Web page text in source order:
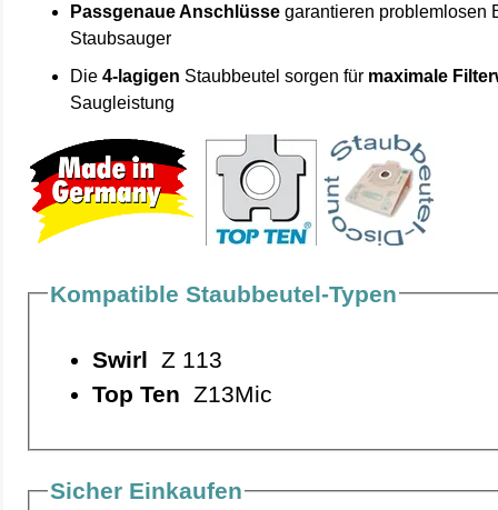
Passgenaue Anschlüsse garantieren problemlosen
Staubsauger
Die4-lagigen Staubbeutel sorgen für maximale
Saugleistung
Kompatible Staubbeutel-Typen
Swirl Z 113
Top Ten Z13Mic
Sicher Einkaufen